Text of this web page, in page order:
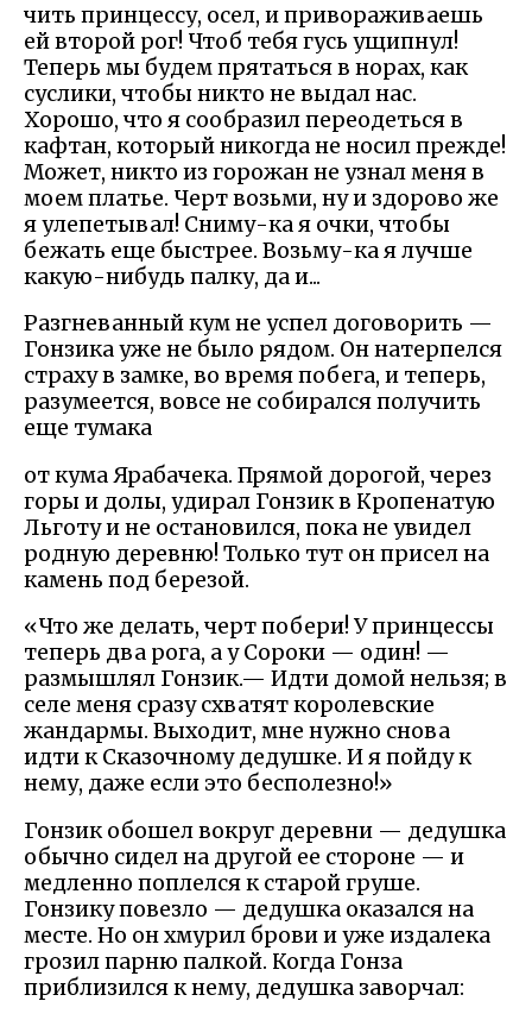
чить принцессу, осел, и привораживаешь
ей второй рог! Чтоб тебя гусь ущипнул!
Теперь мы будем прятаться в норах, как
суслики, чтобы никто не выдал нас.
Хорошо, что я сообразил переодеться в
кафтан, который никогда не носил прежде!
Может, никто из горожан не узнал меня в
моем платье. Черт возьми, ну и здорово же
я улепетывал! Сниму-ка я очки, чтобы
бежать еще быстрее. Возьму-ка я лучше
какую-нибудь палку, да и...
Разгневанный кум не успел договорить —
Гонзика уже не было рядом. Он натерпелся
страху в замке, во время побега, и теперь,
разумеется, вовсе не собирался получить
еще тумака
от кума Ярабачека. Прямой дорогой, через
горы и долы, удирал Гонзик в Кропенатую
Льготу и не остановился, пока не увидел
родную деревню! Только тут он присел на
камень под березой.
«Что же делать, черт побери! У принцессы
теперь два рога, а у Сороки — один! —
размышлял Гонзик.— Идти домой нельзя; в
селе меня сразу схватят королевские
жандармы. Выходит, мне нужно снова
идти к Сказочному дедушке. И я пойду к
нему, даже если это бесполезно!»
Гонзик обошел вокруг деревни — дедушка
обычно сидел на другой ее стороне — и
медленно поплелся к старой груше.
Гонзику повезло — дедушка оказался на
месте. Но он хмурил брови и уже издалека
грозил парню палкой. Когда Гонза
приблизился к нему, дедушка заворчал: